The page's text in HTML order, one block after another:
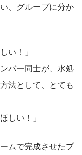
、グループに分か
い！」
バー同士が、水処
法として、とても
しい！」
ムで完成させたプ